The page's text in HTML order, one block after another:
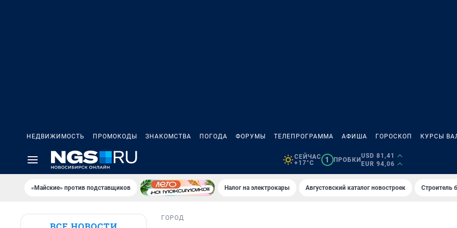
НЕДВИЖИМОСТЬ ПРОМОКОДЫ ЗНАКОМСТВА ПОГОДА ФОРУМЫ ТЕЛЕПРОГРАММА АФИША ГОРОСКОП КУРСЫ
СЕЙЧАС
+17°C
1 ПРОБКИ
USD 81,41
EUR 94,06
«Майские» против подставщиков Налог на электрокары Августовский каталог новостроек Строитель
ГОРОД